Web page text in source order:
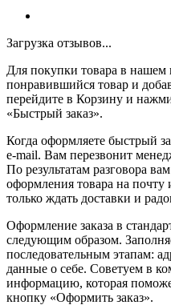
Загрузка отзывов...
Для покупки товара в нашем
понравившийся товар и
перейдите в Корзину и
«Быстрый заказ».
Когда оформляете быстрый
e-mail. Вам перезвонит
По результатам разговора
оформления товара на
только ждать доставки и
Оформление заказа в
следующим образом.
последовательным этапам:
данные о себе. Советуем в
информацию, которая
кнопку «Оформить заказ».